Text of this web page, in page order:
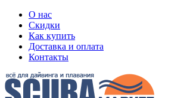
О нас
Скидки
Как купить
Доставка и оплата
Контакты